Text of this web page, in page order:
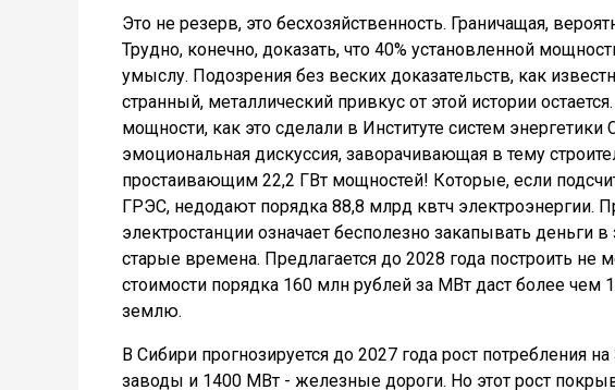
Это не резерв, это бесхозяйственность. Граничащая,
Трудно, конечно, доказать, что 40% установленной
умыслу. Подозрения без веских доказательств, как
странный, металлический привкус от этой истории
мощности, как это сделали в Институте систем
эмоциональная дискуссия, заворачивающая в тему
простаивающим 22,2 ГВт мощностей! Которые, если
ГРЭС, недодают порядка 88,8 млрд квтч электроэнергии.
электростанции означает бесполезно закапывать деньги
старые времена. Предлагается до 2028 года построить
стоимости порядка 160 млн рублей за МВт даст более чем
землю.
В Сибири прогнозируется до 2027 года рост
заводы и 1400 МВт - железные дороги. Но этот рост